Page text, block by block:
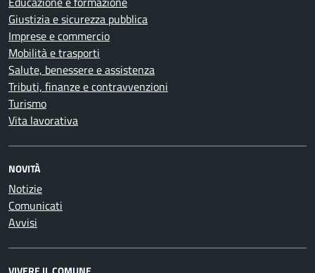
Giustizia e sicurezza pubblica
Imprese e commercio
Mobilità e trasporti
Salute, benessere e assistenza
Tributi, finanze e contravvenzioni
Turismo
Vita lavorativa
NOVITÀ
Notizie
Comunicati
Avvisi